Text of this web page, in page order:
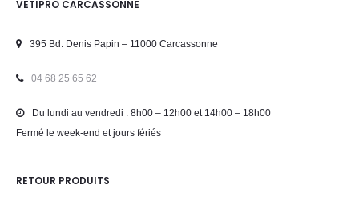
VETIPRO CARCASSONNE
395 Bd. Denis Papin – 11000 Carcassonne
04 68 25 65 62
Du lundi au vendredi : 8h00 – 12h00 et 14h00 – 18h00
Fermé le week-end et jours fériés
RETOUR PRODUITS